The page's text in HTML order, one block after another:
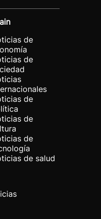
de
de
de
de
de
de salud